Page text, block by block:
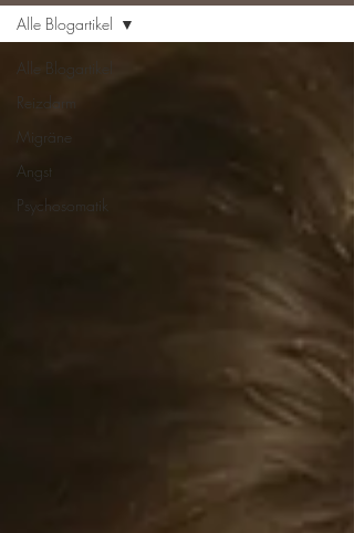
Alle Blogartikel
Reizdarm
Migräne
Angst
Psychosomatik
Alle Blogartikel